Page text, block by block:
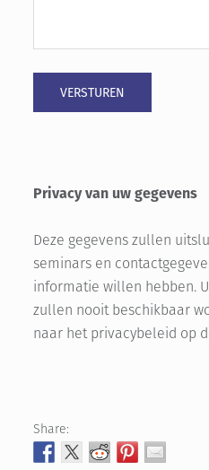
Privacy van uw gegevens
Deze gegevens zullen
seminars en
informatie willen hebben.
zullen nooit beschikbaar
naar het privacybeleid op
Share: